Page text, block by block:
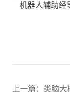
机器人辅助经
上一篇：类脑